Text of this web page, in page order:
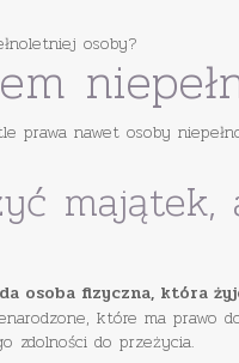
osoby?
prawa nawet osoby
osoba fizyczna, która
które ma prawo
zdolności do przeżycia.